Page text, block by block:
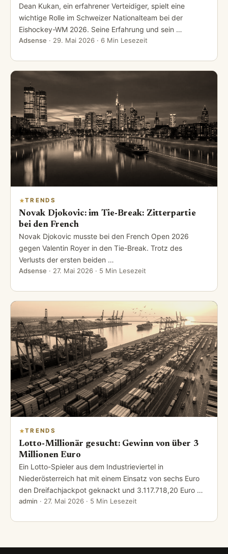
Dean Kukan, ein erfahrener Verteidiger, spielt eine
wichtige Rolle im Schweizer Nationalteam bei der
Eishockey-WM 2026. Seine Erfahrung und sein …
Adsense · 29. Mai 2026 · 6 Min Lesezeit
TRENDS
Novak Djokovic: im Tie-Break: Zitterpartie
bei den French
Novak Djokovic musste bei den French Open 2026
gegen Valentin Royer in den Tie-Break. Trotz des
Verlusts der ersten beiden …
Adsense · 27. Mai 2026 · 5 Min Lesezeit
TRENDS
Lotto-Millionär gesucht: Gewinn von über 3
Millionen Euro
Ein Lotto-Spieler aus dem Industrieviertel in
Niederösterreich hat mit einem Einsatz von sechs Euro
den Dreifachjackpot geknackt und 3.117.718,20 Euro …
admin · 27. Mai 2026 · 5 Min Lesezeit